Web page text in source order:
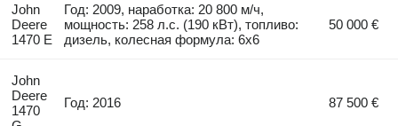
John
Deere
1470 E
Год: 2009, наработка: 20 800 м/ч,
мощность: 258 л.с. (190 кВт), топливо:
дизель, колесная формула: 6x6
50 000 €
John
Deere
1470
Год: 2016 87 500 €